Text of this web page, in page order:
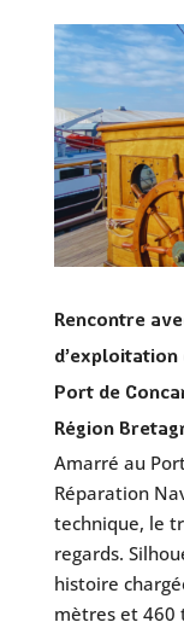
Rencontre
d’exploitation
Port de
Région
Amarré au
Réparation
technique, le
regards.
histoire
mètres et 460